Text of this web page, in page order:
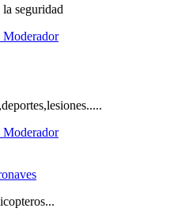
seguridad
Moderador
Moderador